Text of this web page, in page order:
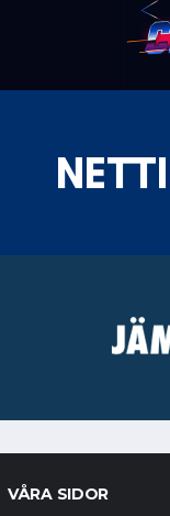
VÅRA SIDOR